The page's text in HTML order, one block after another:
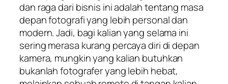
dan raga dari bisnis ini adalah tentang masa
depan fotografi yang lebih personal dan
modern. Jadi, bagi kalian yang selama ini
sering merasa kurang percaya diri di depan
kamera, mungkin yang kalian butuhkan
bukanlah fotografer yang lebih hebat,